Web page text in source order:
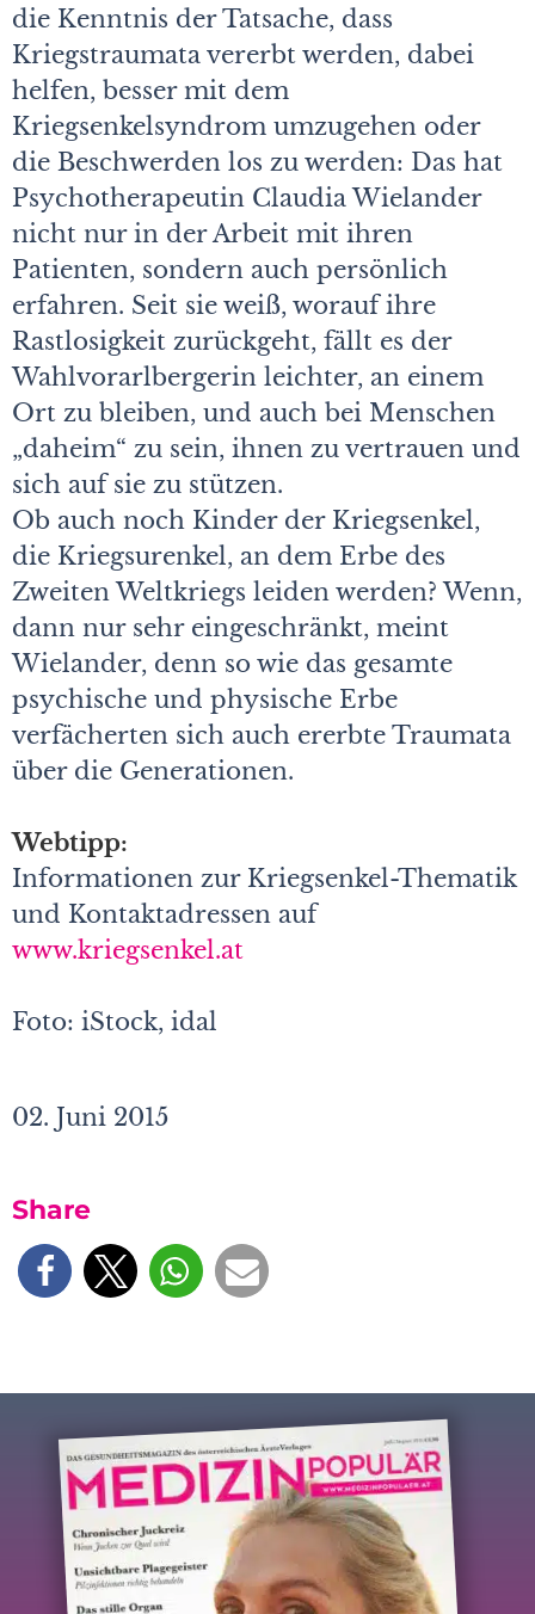
die Kenntnis der Tatsache, dass
Kriegstraumata vererbt werden, dabei
helfen, besser mit dem
Kriegsenkelsyndrom umzugehen oder
die Beschwerden los zu werden: Das hat
Psychotherapeutin Claudia Wielander
nicht nur in der Arbeit mit ihren
Patienten, sondern auch persönlich
erfahren. Seit sie weiß, worauf ihre
Rastlosigkeit zurückgeht, fällt es der
Wahlvorarlbergerin leichter, an einem
Ort zu bleiben, und auch bei Menschen
„daheim“ zu sein, ihnen zu vertrauen und
sich auf sie zu stützen.
Ob auch noch Kinder der Kriegsenkel,
die Kriegsurenkel, an dem Erbe des
Zweiten Weltkriegs leiden werden? Wenn,
dann nur sehr eingeschränkt, meint
Wielander, denn so wie das gesamte
psychische und physische Erbe
verfächerten sich auch ererbte Traumata
über die Generationen.
Webtipp:
Informationen zur Kriegsenkel-Thematik
und Kontaktadressen auf
www.kriegsenkel.at
Foto: iStock, idal
02. Juni 2015
Share